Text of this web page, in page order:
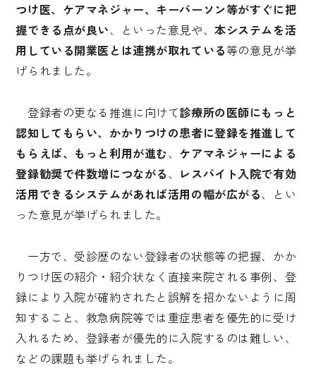
つけ医、ケアマネジャー、キーパーソン等がすぐに把
握できる点が良い、といった意見や、本システムを活
用している開業医とは連携が取れている等の意見が挙
げられました。
登録者の更なる推進に向けて診療所の医師にもっと
認知してもらい、かかりつけの患者に登録を推進して
もらえば、もっと利用が進む、 ケアマネジャーによる
登録勧奨で件数増につながる、 レスパイト入院で有効
活用できるシステムがあれば活用の幅が広がる、とい
った意見が挙げられました。
一方で、受診歴のない登録者の状態等の把握、かか
りつけ医の紹介・紹介状なく直接来院される事例、登
録により入院が確約されたと誤解を招かないように周
知すること、救急病院等では重症患者を優先的に受け
入れるため、登録者が優先的に入院するのは難しい、
などの課題も挙げられました。